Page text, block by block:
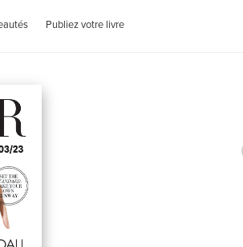
Publiez votre livre